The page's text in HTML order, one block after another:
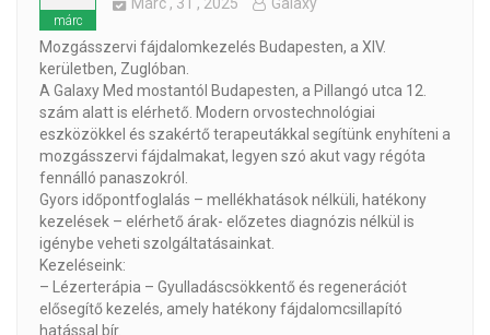
márc
Mozgásszervi fájdalomkezelés Budapesten, a XIV.
kerületben, Zuglóban.
A Galaxy Med mostantól Budapesten, a Pillangó utca 12.
szám alatt is elérhető. Modern orvostechnológiai
eszközökkel és szakértő terapeutákkal segítünk enyhíteni a
mozgásszervi fájdalmakat, legyen szó akut vagy régóta
fennálló panaszokról.
Gyors időpontfoglalás – mellékhatások nélküli, hatékony
kezelések – elérhető árak- előzetes diagnózis nélkül is
igénybe veheti szolgáltatásainkat.
Kezeléseink:
–
Lézerterápia – Gyulladáscsökkentő és regenerációt
elősegítő kezelés, amely hatékony fájdalomcsillapító
hatással bír.